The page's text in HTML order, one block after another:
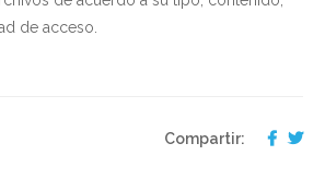
de acceso.
Compartir: